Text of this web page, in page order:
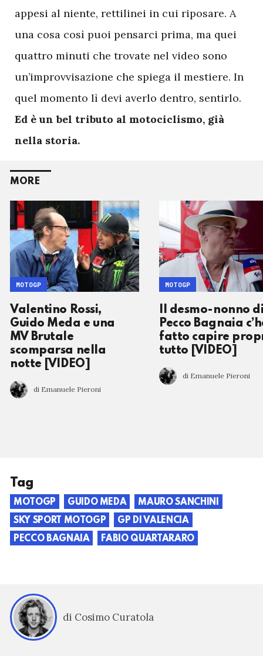
appesi al niente, rettilinei in cui riposare. A
una cosa così puoi pensarci prima, ma quei
quattro minuti che trovate nel video sono
un’improvvisazione che spiega il mestiere. In
quel momento lì devi averlo dentro, sentirlo.
Ed è un bel tributo al motociclismo, già
nella storia.
MORE
Valentino Rossi,
Guido Meda e una
MV Brutale
scomparsa nella
notte [VIDEO]
di Emanuele Pieroni
MOTOGP
Il desmo-nonno
Pecco Bagnaia
fatto capire
tutto [VIDEO]
di Emanuele Pieroni
MOTOGP
Tag
MOTOGP GUIDO MEDA
MAURO SANCHINI
SKY SPORT MOTOGP
GP DI VALENCIA
PECCO BAGNAIA
FABIO QUARTARARO
di Cosimo Curatola